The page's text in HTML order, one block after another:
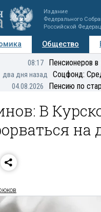
Издание
Федерального
Российской
Общество
Мнения
08:17 Пенсионеров
два дня назад Соцфонд:
04.08.2026 Пенсию по
В
на